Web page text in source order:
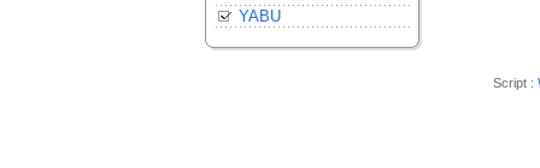
YABU
Script :